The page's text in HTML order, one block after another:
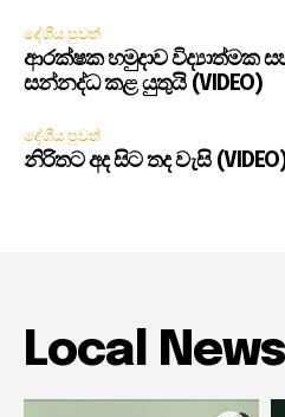
දේශීය පුවත්
ආරක්ෂක හමුදාව විද්‍යාත්මක
සන්නද්ධ කළ යුතුයි (VIDEO)
දේශීය පුවත්
නිරිතට අද සිට තද වැසි
Local News